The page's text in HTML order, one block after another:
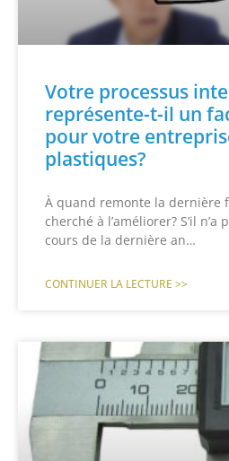
Votre processus
représente-t-il un
pour votre
plastiques?
À quand remonte la dernière
cherché à l’améliorer? S’il n’a
cours de la dernière an…
CONTINUER LA LECTURE >>